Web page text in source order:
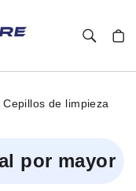
Cepillos de limpieza
por mayor